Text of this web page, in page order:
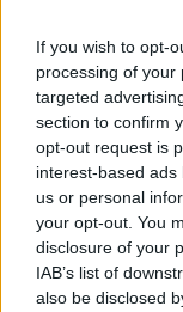
If you wish to opt-
processing of your
targeted
section to confirm
opt-out request is
interest-based
us or personal
your opt-out. You
disclosure of your
IAB’s list of
also be disclosed
ZGŁOŚ POPRAWKĘ